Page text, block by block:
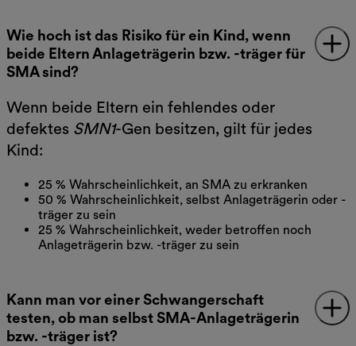
Wie hoch ist das Risiko für ein Kind, wenn
beide Eltern Anlageträgerin bzw. -träger für
SMA sind?
Wenn beide Eltern ein fehlendes oder
defektes SMN1-Gen besitzen, gilt für jedes
Kind:
25 % Wahrscheinlichkeit, an SMA zu erkranken
50 % Wahrscheinlichkeit, selbst Anlageträgerin oder -
träger zu sein
25 % Wahrscheinlichkeit, weder betroffen noch
Anlageträgerin bzw. -träger zu sein
Kann man vor einer Schwangerschaft
testen, ob man selbst SMA-Anlageträgerin
bzw. -träger ist?